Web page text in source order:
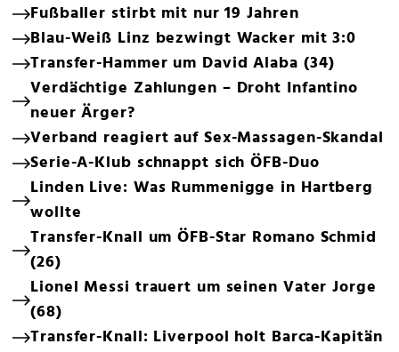
Fußballer stirbt mit nur 19 Jahren
Blau-Weiß Linz bezwingt Wacker mit 3:0
Transfer-Hammer um David Alaba (34)
Verdächtige Zahlungen – Droht Infantino
neuer Ärger?
Verband reagiert auf Sex-Massagen-Skandal
Serie-A-Klub schnappt sich ÖFB-Duo
Linden Live: Was Rummenigge in Hartberg
wollte
Transfer-Knall um ÖFB-Star Romano Schmid
(26)
Lionel Messi trauert um seinen Vater Jorge
(68)
Transfer-Knall: Liverpool holt Barca-Kapitän